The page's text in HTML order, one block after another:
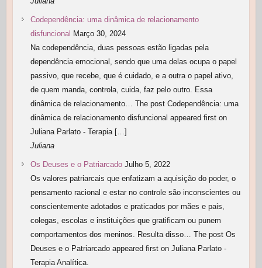
Codependência: uma dinâmica de relacionamento
disfuncional Março 30, 2024
Na codependência, duas pessoas estão ligadas pela
dependência emocional, sendo que uma delas ocupa o papel
passivo, que recebe, que é cuidado, e a outra o papel ativo,
de quem manda, controla, cuida, faz pelo outro. Essa
dinâmica de relacionamento… The post Codependência: uma
dinâmica de relacionamento disfuncional appeared first on
Juliana Parlato - Terapia […]
Juliana
Os Deuses e o Patriarcado Julho 5, 2022
Os valores patriarcais que enfatizam a aquisição do poder, o
pensamento racional e estar no controle são inconscientes ou
conscientemente adotados e praticados por mães e pais,
colegas, escolas e instituições que gratificam ou punem
comportamentos dos meninos. Resulta disso… The post Os
Deuses e o Patriarcado appeared first on Juliana Parlato -
Terapia Analítica.